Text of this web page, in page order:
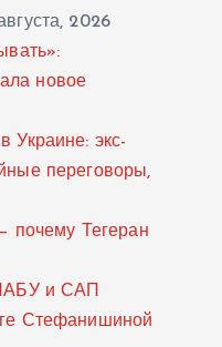
2026
новое
Украине: экс-
переговоры,
почему Тегеран
и САП
Стефанишиной